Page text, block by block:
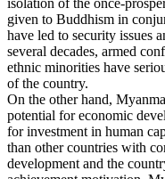
isolation of the once-
given to Buddhism in
have led to security issues
several decades, armed
ethnic minorities have
of the country.
On the other hand,
potential for economic
for investment in human
than other countries with
development and the